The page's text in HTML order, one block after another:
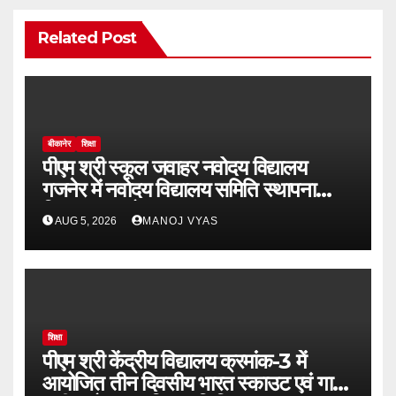
Related Post
बीकानेर शिक्षा
पीएम श्री स्कूल जवाहर नवोदय विद्यालय
गजनेर में नवोदय विद्यालय समिति स्थापना
दिवस का आयोजन
AUG 5, 2026 MANOJ VYAS
शिक्षा
पीएम श्री केंद्रीय विद्यालय क्रमांक-3 में
आयोजित तीन दिवसीय भारत स्काउट एवं गाइड